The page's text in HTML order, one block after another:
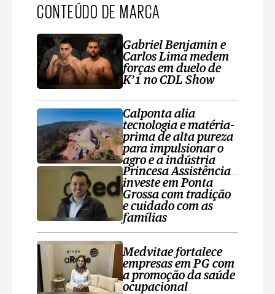
CONTEÚDO DE MARCA
Gabriel Benjamin e
Carlos Lima medem
forças em duelo de
K’1 no CDL Show
Calponta alia
tecnologia e matéria-
prima de alta pureza
para impulsionar o
agro e a indústria
Princesa Assistência
investe em Ponta
Grossa com tradição
e cuidado com as
famílias
Medvitae fortalece
empresas em PG com
a promoção da saúde
ocupacional